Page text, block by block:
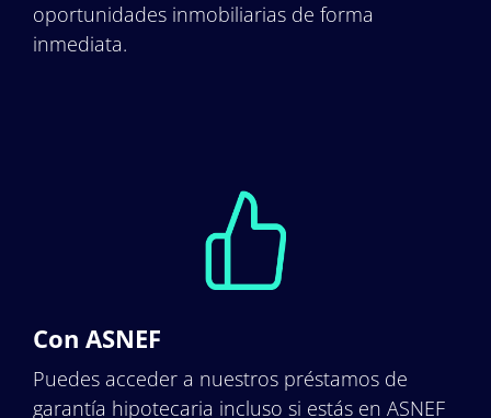
oportunidades inmobiliarias de forma
inmediata.
Con ASNEF
Puedes acceder a nuestros préstamos de
garantía hipotecaria incluso si estás en ASNEF